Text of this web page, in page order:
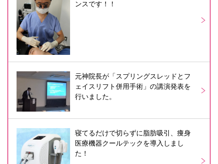
ンスです！！
元神院長が「スプリングスレッドとフ
ェイスリフト併用手術」の講演発表を
行いました。
寝てるだけで切らずに脂肪吸引、痩身
医療機器クールテックを導入しまし
た！